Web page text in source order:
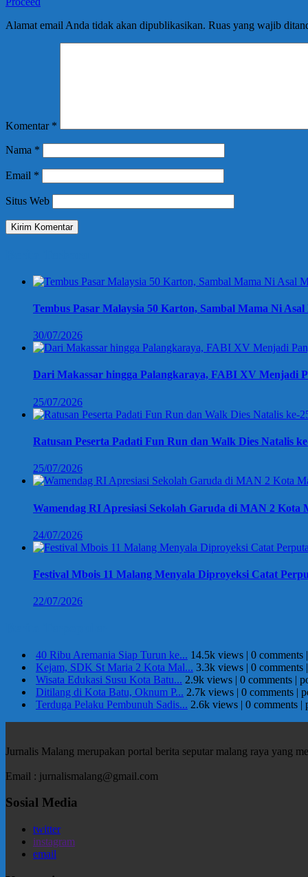
Alamat email Anda tidak akan dipublikasikan. Ruas yang wajib
Komentar *
Nama *
Email *
Situs Web
Tembus Pasar Malaysia 50 Karton, Sambal Mama Ni
30/07/2026
Dari Makassar hingga Palangkaraya, FABI XV Menjadi
25/07/2026
Ratusan Peserta Padati Fun Run dan Walk Dies Natalis
25/07/2026
Wamendag RI Apresiasi Sekolah Garuda di MAN 2
24/07/2026
Festival Mbois 11 Malang Menyala Diproyeksi Catat
22/07/2026
40 Ribu Aremania Siap Turun ke... 14.5k views | 0 comments |
Kejam, SDK St Maria 2 Kota Mal... 3.3k views | 0 comments |
Wisata Edukasi Susu Kota Batu... 2.9k views | 0 comments |
Ditilang di Kota Batu, Oknum P... 2.7k views | 0 comments |
Terduga Pelaku Pembunuh Sadis... 2.6k views | 0 comments |
Jurnalis Malang merupakan portal berita seputar malang raya yang
Email : jurnalismalang@gmail.com
Sosial Media
twitter
instagram
email